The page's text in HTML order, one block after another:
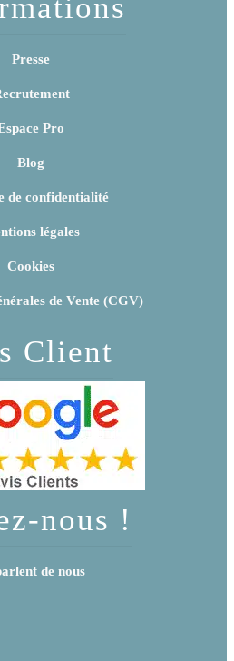
Presse
Pro
Blog
de confidentialité
légales
Cookies
de Vente (CGV)
Client
nous !
de nous